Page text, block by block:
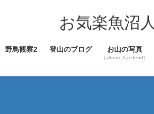
ツ
ス
シ
ン
お気楽魚沼人
野鳥観察2 登山のブログ お山の写真
[album=2,extend]